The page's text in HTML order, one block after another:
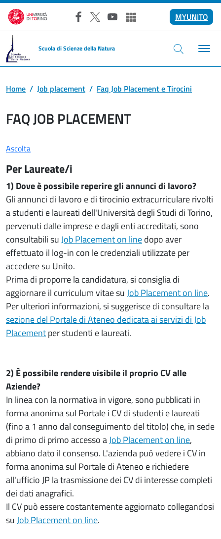
Salta al contenuto principale
Facebook
X YouTubeAltri social
MYUNITO
Scuola di Scienze della Natura
Home Job placement Faq Job Placement e Tirocini
FAQ JOB PLACEMENT
Ascolta
Per Laureate/i
1) Dove è possibile reperire gli annunci di lavoro?
Gli annunci di lavoro e di tirocinio extracurriculare rivolti
a studenti e laureati dell'Università degli Studi di Torino,
pervenuti dalle imprese e dagli enti accreditati, sono
consultabili suJob Placement on linedopo aver
effettuato il log-in con le credenziali utilizzate per
accedere su Unito.
Prima di proporre la candidatura, si consiglia di
aggiornare il curriculum vitae suJob Placement on line.
Per ulteriori informazioni, si suggerisce di consultare la
sezione del Portale di Ateneo dedicata ai servizi di Job
Placementper studenti e laureati.
2) È possibile rendere visibile il proprio CV alle
Aziende?
In linea con la normativa in vigore, sono pubblicati in
forma anonima sul Portale i CV di studenti e laureati
(fino a 1 anno dal conseguimento del titolo) che, in sede
di primo di primo accesso aJob Placement on line,
abbiano dato il consenso. L'azienda può vedere i CV in
forma anonima sul Portale di Ateneo e richiedere
all'ufficio JP la trasmissione dei CV di interesse completi
dei dati anagrafici.
Il CV può essere costantemente aggiornato collegandosi
suJob Placement on line.